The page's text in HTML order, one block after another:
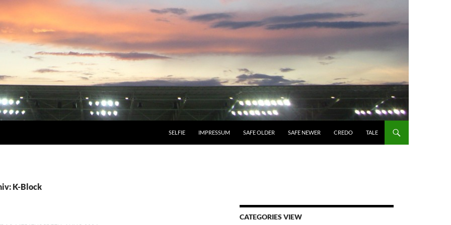
SELFIE IMPRESSUM SAFE OLDER SAFE NEWER CREDO TALE
K-Block
CATEGORIES VIEW